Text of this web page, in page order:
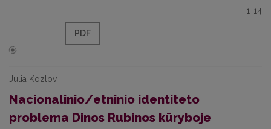
1-14
PDF
Julia Kozlov
Nacionalinio/etninio identiteto
problema Dinos Rubinos kūryboje